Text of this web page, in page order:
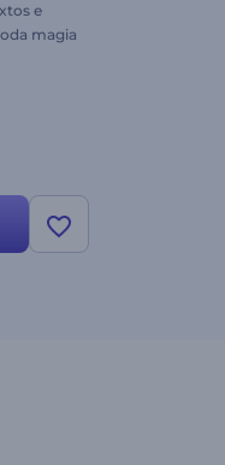
e
magia